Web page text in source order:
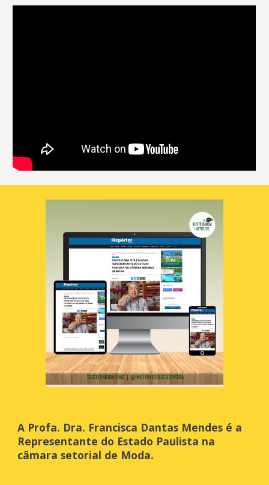
A Profa. Dra. Francisca Dantas Mendes é a
Representante do Estado Paulista na
câmara setorial de Moda.